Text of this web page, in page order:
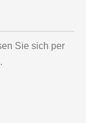
Sie sich per